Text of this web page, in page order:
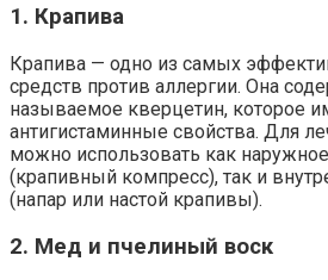
1. Крапива
Крапива — одно из самых
средств против аллергии. Она
называемое кверцетин, которое
антигистаминные свойства. Для
можно использовать как
(крапивный компресс), так и
(напар или настой крапивы).
2. Мед и пчелиный воск